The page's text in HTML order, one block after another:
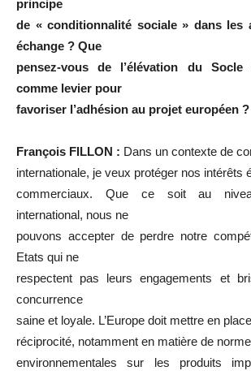
principe
de « conditionnalité sociale » dans les
échange ? Que
pensez-vous de l’élévation du Socle
comme levier pour
favoriser l’adhésion au projet européen ?
François FILLON : Dans un contexte de
internationale, je veux protéger nos intérêts
commerciaux. Que ce soit au
international, nous ne
pouvons accepter de perdre notre
Etats qui ne
respectent pas leurs engagements et
concurrence
saine et loyale. L’Europe doit mettre en
réciprocité, notamment en matière de
environnementales sur les produits